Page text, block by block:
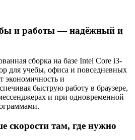
и работы — надёжный и
сборка на базе Intel Core i3-
для учебы, офиса и повседневных
экономичность и
быструю работу в браузере,
и при одновременной
скорости там, где нужно